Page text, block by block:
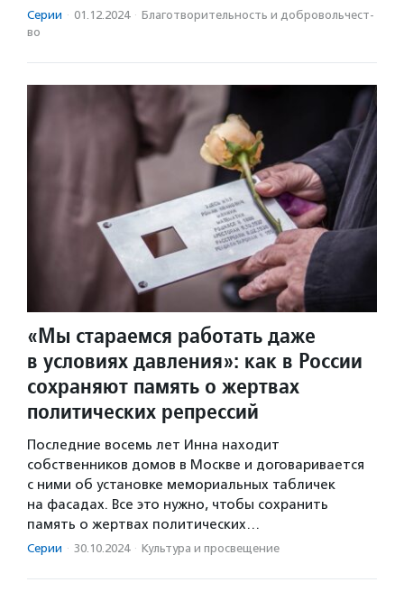
Серии · 01.12.2024 · Благотвори­тель­ность и доброволь­чест­
во
«Мы стараемся работать даже
в условиях давления»: как в России
сохраняют память о жертвах
политических репрессий
Последние восемь лет Инна находит
собственников домов в Москве и договаривается
с ними об установке мемориальных табличек
на фасадах. Все это нужно, чтобы сохранить
память о жертвах политических…
Серии · 30.10.2024 · Культура и просвещение